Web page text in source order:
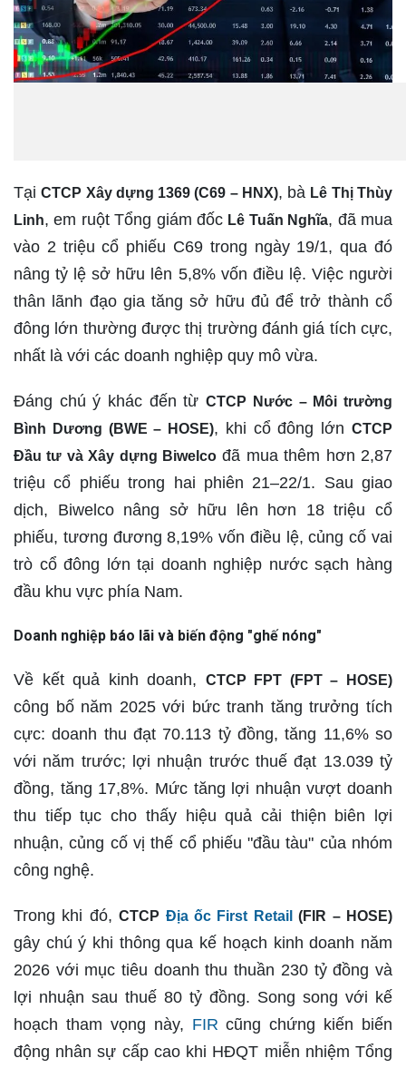
TạiCTCP Xây dựng 1369 (C69 – HNX), bà Lê Thị Thùy
Linh, em ruột Tổng giám đốc Lê Tuấn Nghĩa, đã mua
vào 2 triệu cổ phiếu C69 trong ngày 19/1, qua đó
nâng tỷ lệ sở hữu lên 5,8% vốn điều lệ. Việc người
thân lãnh đạo gia tăng sở hữu đủ để trở thành cổ
đông lớn thường được thị trường đánh giá tích cực,
nhất là với các doanh nghiệp quy mô vừa.
Đáng chú ý khác đến từCTCP Nước – Môi trường
Bình Dương (BWE – HOSE), khi cổ đông lớnCTCP
Đầu tư và Xây dựng Biwelco đã mua thêm hơn 2,87
triệu cổ phiếu trong hai phiên 21–22/1. Sau giao
dịch, Biwelco nâng sở hữu lên hơn 18 triệu cổ
phiếu, tương đương 8,19% vốn điều lệ, củng cố vai
trò cổ đông lớn tại doanh nghiệp nước sạch hàng
đầu khu vực phía Nam.
Doanh nghiệp báo lãi và biến động "ghế nóng"
Về kết quả kinh doanh, CTCP FPT (FPT – HOSE)
công bố năm 2025 với bức tranh tăng trưởng tích
cực: doanh thu đạt 70.113 tỷ đồng, tăng 11,6% so
với năm trước; lợi nhuận trước thuế đạt 13.039 tỷ
đồng, tăng 17,8%. Mức tăng lợi nhuận vượt doanh
thu tiếp tục cho thấy hiệu quả cải thiện biên lợi
nhuận, củng cố vị thế cổ phiếu "đầu tàu" của nhóm
công nghệ.
Trong khi đó,CTCP Địa ốc First Retail(FIR – HOSE)
gây chú ý khi thông qua kế hoạch kinh doanh năm
2026 với mục tiêu doanh thu thuần 230 tỷ đồng và
lợi nhuận sau thuế 80 tỷ đồng. Song song với kế
hoạch tham vọng này, FIR cũng chứng kiến biến
động nhân sự cấp cao khi HĐQT miễn nhiệm Tổng